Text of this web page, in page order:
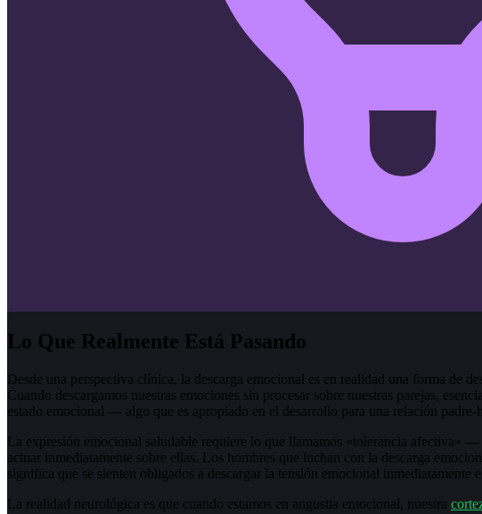
Lo Que Realmente Está Pasando
Desde una perspectiva clínica, la descarga emocional es en realidad una forma de
Cuando descargamos nuestras emociones sin procesar sobre nuestras parejas,
estado emocional — algo que es apropiado en el desarrollo para una relación padre-
La expresión emocional saludable requiere lo que llamamos «tolerancia afectiva»
actuar inmediatamente sobre ellas. Los hombres que luchan con la descarga
significa que se sienten obligados a descargar la tensión emocional inmediatamente
La realidad neurológica es que cuando estamos en angustia emocional, nuestra